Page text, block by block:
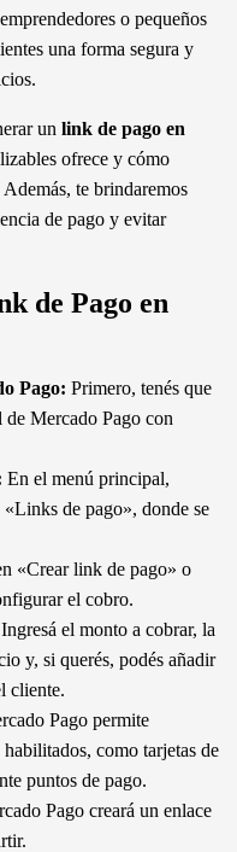
o pequeños
una forma segura y
un link de pago en
ofrece y cómo
te brindaremos
de pago y evitar
de Pago en
Pago: Primero, tenés que
Mercado Pago con
En el menú principal,
de pago», donde se
«Crear link de pago» o
el cobro.
Ingresá el monto a cobrar, la
y, si querés, podés añadir
cliente.
Pago permite
como tarjetas de
puntos de pago.
Pago creará un enlace